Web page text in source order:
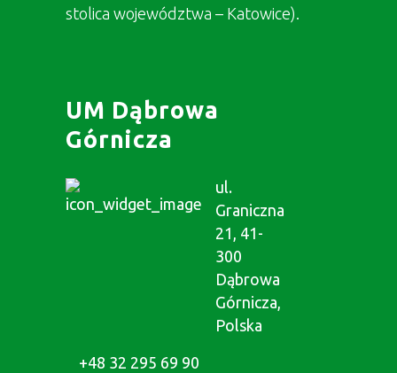
stolica województwa – Katowice).
UM Dąbrowa
Górnicza
ul.
Graniczna
21, 41-
300
Dąbrowa
Górnicza,
Polska
+48 32 295 69 90